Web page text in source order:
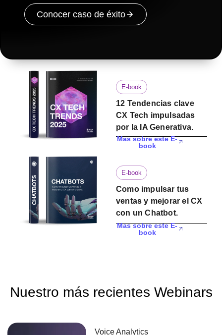
Conocer caso de éxito
E-book
12 Tendencias clave
CX Tech impulsadas
por la IA Generativa.
Mas sobre este E-
book
E-book
Como impulsar tus
ventas y mejorar el CX
con un Chatbot.
Mas sobre este E-
book
Nuestro más recientes Webinars
Voice Analytics